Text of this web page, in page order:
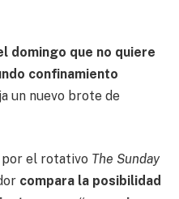
domingo que no quiere
confinamiento
un nuevo brote de
por el rotativo The Sunday
compara la posibilidad